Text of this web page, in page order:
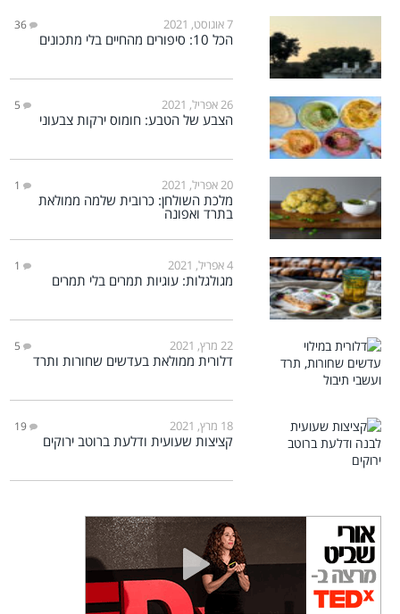
7 אוגוסט, 2021 36
הכל 10: סיפורים מהחיים בלי מתכונים
26 אפריל, 2021 5
הצבע של הטבע: חומוס ירקות צבעוני
20 אפריל, 2021 1
מלכת השולחן: כרובית שלמה ממולאת
בתרד ואפונה
4 אפריל, 2021 1
מגולגלות: עוגיות תמרים בלי תמרים
22 מרץ, 2021 5
דלורית ממולאת בעדשים שחורות ותרד
18 מרץ, 2021 19
קציצות שעועית ודלעת ברוטב ירוקים